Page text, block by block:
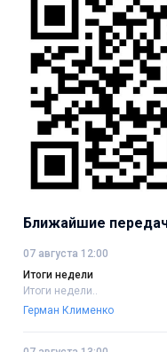
Ближайшие
07 августа 12:00
Итоги недели
Итоги недели..
Герман Клименко